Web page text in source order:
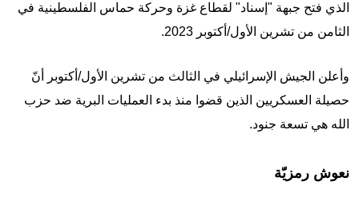
الذي فتح جبهة "إسناد" لقطاع غزة وحركة حماس الفلسطينية في
الثامن من تشرين الأول/أكتوبر 2023.
وأعلن الجيش الإسرائيلي في الثالث من تشرين الأول/أكتوبر أنّ
حصيلة العسكريين الذين قضوا منذ بدء العمليات البرية ضد حزب
الله هي تسعة جنود.
نعوش رمزيّة